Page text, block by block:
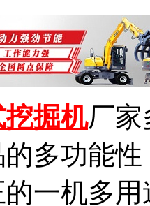
掘机厂家
多功能
一机多